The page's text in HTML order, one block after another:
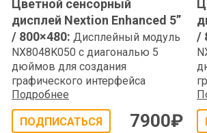
Цветной сенсорный
дисплей Nextion Enhanced 5”
/ 800×480: Дисплейный модуль
NX8048K050 с диагональю 5
дюймов для создания
графического интерфейса
Подробнее
ПОДПИСАТЬСЯ 7900₽
/